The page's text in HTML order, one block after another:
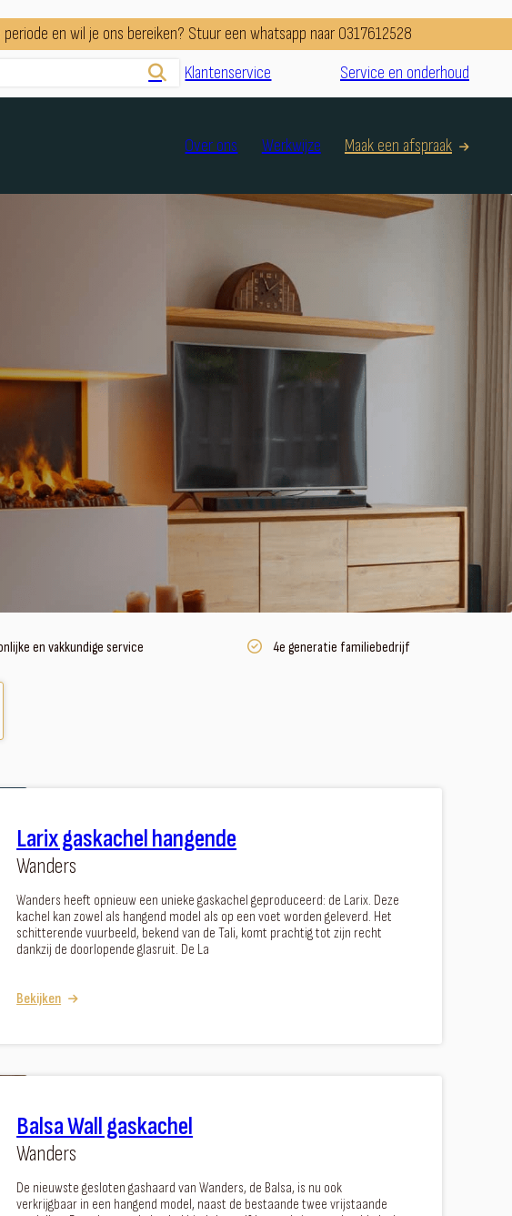
en wil je ons bereiken? Stuur een whatsapp naar 0317612528
Klantenservice Service en onderhoud
Over ons Werkwijze Maak een afspraak
en vakkundige service 4e generatie familiebedrijf
Larix gaskachel hangende
Wanders
Wanders heeft opnieuw een unieke gaskachel geproduceerd: de Larix. Deze
kachel kan zowel als hangend model als op een voet worden geleverd. Het
schitterende vuurbeeld, bekend van de Tali, komt prachtig tot zijn recht
dankzij de doorlopende glasruit. De La
Bekijken
Balsa Wall gaskachel
Wanders
De nieuwste gesloten gashaard van Wanders, de Balsa, is nu ook
verkrijgbaar in een hangend model, naast de bestaande twee vrijstaande